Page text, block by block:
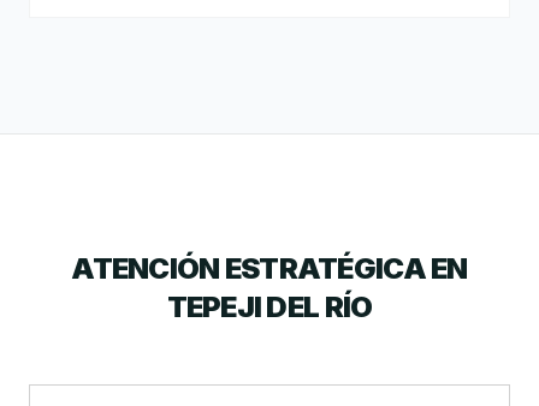
ATENCIÓN ESTRATÉGICA EN
TEPEJI DEL RÍO